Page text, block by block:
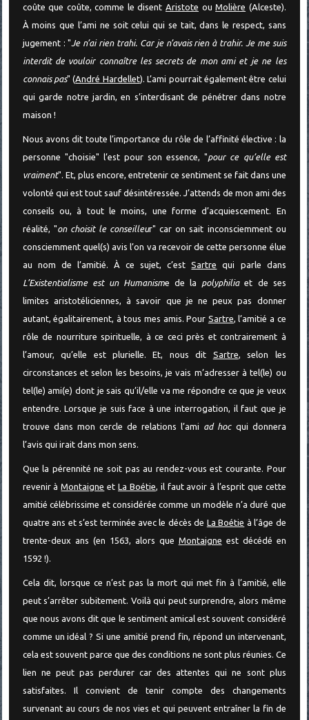
coûte que coûte, comme le disent Aristote ouMolière (Alceste).
À moins que l’ami ne soit celui qui se tait, dans le respect, sans
jugement : "Je n’ai rien trahi. Car je n’avais rien à trahir. Je me suis
interdit de vouloir connaître les secrets de mon ami et je ne les
connais pas" (André Hardellet). L’ami pourrait également être celui
qui garde notre jardin, en s’interdisant de pénétrer dans notre
maison !
Nous avons dit toute l’importance du rôle de l’affinité élective : la
personne "choisie" l’est pour son essence, "pour ce qu’elle est
vraiment". Et, plus encore, entretenir ce sentiment se fait dans une
volonté qui est tout sauf désintéressée. J’attends de mon ami des
conseils ou, à tout le moins, une forme d’acquiescement. En
réalité, "on choisit le conseilleur" car on sait inconsciemment ou
consciemment quel(s) avis l’on va recevoir de cette personne élue
au nom de l’amitié. À ce sujet, c’estSartre qui parle dans
L’Existentialisme est un Humanisme de la polyphiliaet de ses
limites aristotéliciennes, à savoir que je ne peux pas donner
autant, égalitairement, à tous mes amis. Pour Sartre, l’amitié a ce
rôle de nourriture spirituelle, à ce ceci près et contrairement à
l’amour, qu’elle est plurielle. Et, nous dit Sartre, selon les
circonstances et selon les besoins, je vais m’adresser à tel(le) ou
tel(le) ami(e) dont je sais qu’il/elle va me répondre ce que je veux
entendre. Lorsque je suis face à une interrogation, il faut que je
trouve dans mon cercle de relations l’ami ad hocqui donnera
l’avis qui irait dans mon sens.
Que la pérennité ne soit pas au rendez-vous est courante. Pour
revenir àMontaigne etLa Boétie, il faut avoir à l’esprit que cette
amitié célébrissime et considérée comme un modèle n’a duré que
quatre ans et s’est terminée avec le décès de La Boétie à l’âge de
trente-deux ans (en 1563, alors que Montaigne est décédé en
1592 !).
Cela dit, lorsque ce n’est pas la mort qui met fin à l’amitié, elle
peut s’arrêter subitement. Voilà qui peut surprendre, alors même
que nous avons dit que le sentiment amical est souvent considéré
comme un idéal ? Si une amitié prend fin, répond un intervenant,
cela est souvent parce que des conditions ne sont plus réunies. Ce
lien ne peut pas perdurer car des attentes qui ne sont plus
satisfaites. Il convient de tenir compte des changements
survenant au cours de nos vies et qui peuvent entraîner la fin de